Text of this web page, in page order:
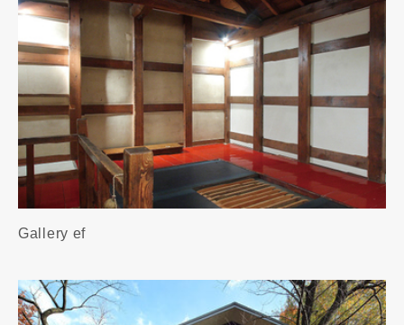
Gallery ef